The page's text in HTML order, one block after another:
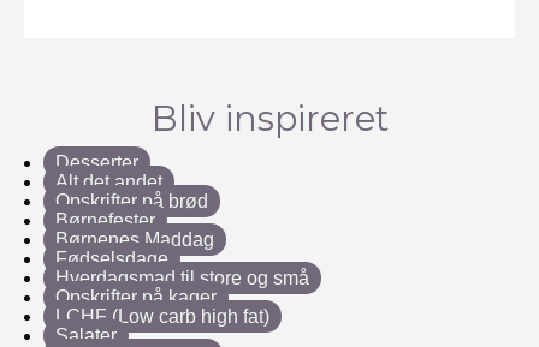
Bliv inspireret
Desserter
Alt det andet
Opskrifter på brød
Børnefester
Børnenes Maddag
Fødselsdage
Hverdagsmad til store og små
Opskrifter på kager
LCHF (Low carb high fat)
Salater